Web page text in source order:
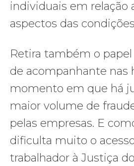
individuais em relação
aspectos das
Retira também o
de acompanhante nas
momento em que há
maior volume de
pelas empresas. E
dificulta muito o
trabalhador à Justiça